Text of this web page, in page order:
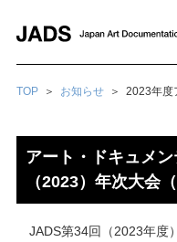
TOP お知らせ 2023年度
アート・ドキュメ
（2023）年次大会
JADS第34回（2023年度